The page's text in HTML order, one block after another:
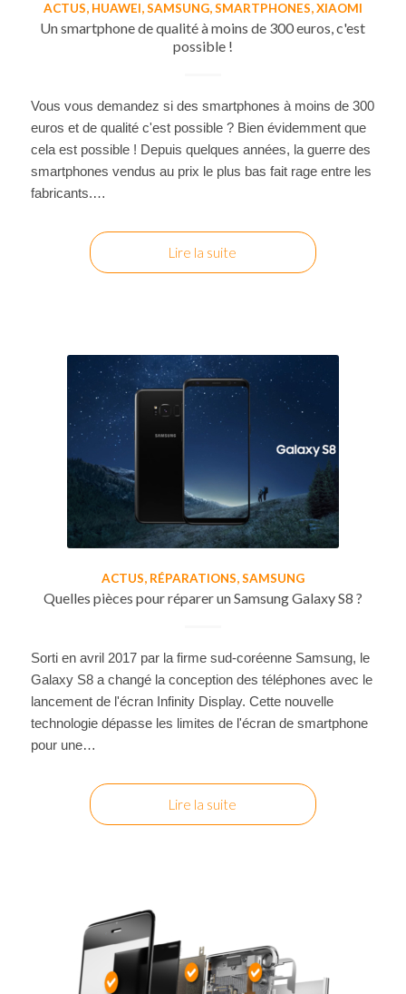
ACTUS, HUAWEI,SAMSUNG,SMARTPHONES,XIAOMI
Un smartphone de qualité à moins de 300 euros, c'est
possible !
Vous vous demandez si des smartphones à moins de 300
euros et de qualité c'est possible ? Bien évidemment que
cela est possible ! Depuis quelques années, la guerre des
smartphones vendus au prix le plus bas fait rage entre les
fabricants.…
Lire la suite
ACTUS, RÉPARATIONS,SAMSUNG
Quelles pièces pour réparer un Samsung Galaxy S8 ?
Sorti en avril 2017 par la firme sud-coréenne Samsung, le
Galaxy S8 a changé la conception des téléphones avec le
lancement de l'écran Infinity Display. Cette nouvelle
technologie dépasse les limites de l'écran de smartphone
pour une…
Lire la suite